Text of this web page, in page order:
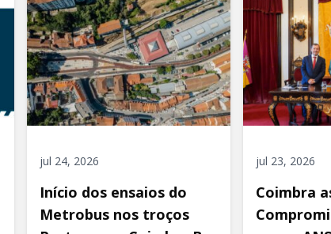
jul 24, 2026
Início dos ensaios do
Metrobus nos troços
jul 23, 2026
Coimbra